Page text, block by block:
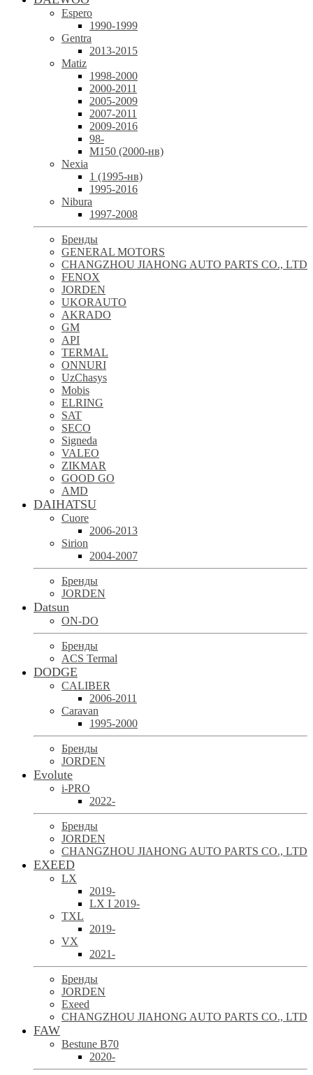
Espero
1990-1999
Gentra
2013-2015
Matiz
1998-2000
2000-2011
2005-2009
2007-2011
2009-2016
98-
М150 (2000-нв)
Nexia
1 (1995-нв)
1995-2016
Nibura
1997-2008
Бренды
GENERAL MOTORS
CHANGZHOU JIAHONG AUTO PARTS CO., LTD
FENOX
JORDEN
UKORAUTO
AKRADO
GM
API
TERMAL
ONNURI
UzChasys
Mobis
ELRING
SAT
SECO
Signeda
VALEO
ZIKMAR
GOOD GO
AMD
DAIHATSU
Cuore
2006-2013
Sirion
2004-2007
Бренды
JORDEN
Datsun
ON-DO
Бренды
ACS Termal
DODGE
CALIBER
2006-2011
Caravan
1995-2000
Бренды
JORDEN
Evolute
i-PRO
2022-
Бренды
JORDEN
CHANGZHOU JIAHONG AUTO PARTS CO., LTD
EXEED
LX
2019-
LX I 2019-
TXL
2019-
VX
2021-
Бренды
JORDEN
Exeed
CHANGZHOU JIAHONG AUTO PARTS CO., LTD
FAW
Bestune B70
2020-